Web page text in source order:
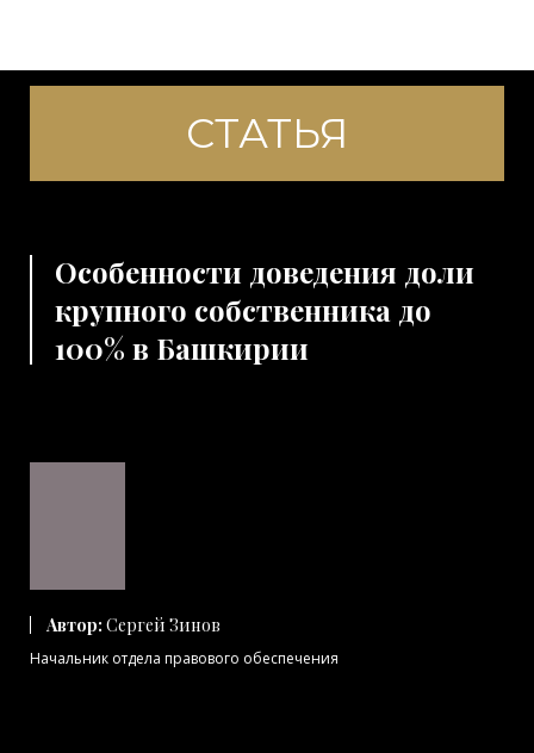
СТАТЬЯ
Особенности доведения доли
крупного собственника до
100% в Башкирии
Автор: Сергей Зинов
Начальник отдела правового обеспечения